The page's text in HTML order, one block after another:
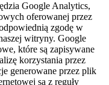
Google Analytics,
oferowanej przez
zgodę w
witryny. Google
które są zapisywane
korzystania przez
generowane przez plik
są z reguły